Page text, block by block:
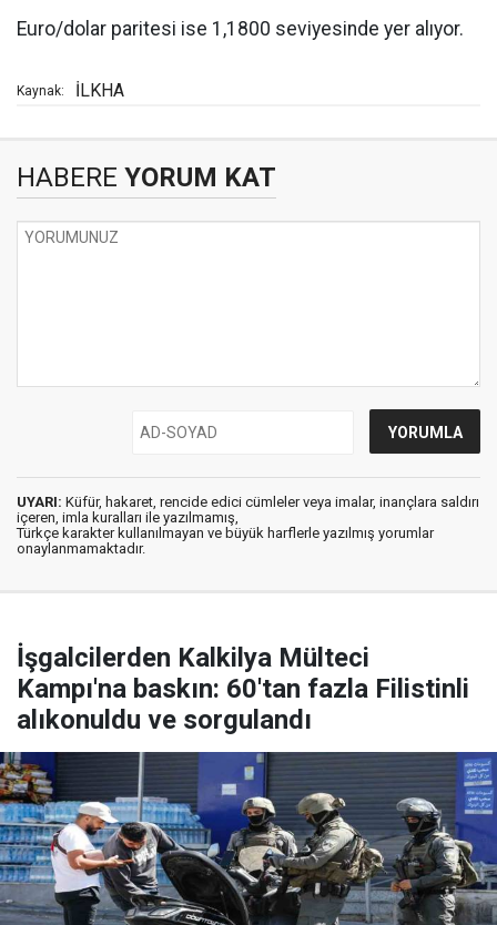
Euro/dolar paritesi ise 1,1800 seviyesinde yer alıyor.
Kaynak: İLKHA
HABERE YORUM KAT
UYARI: Küfür, hakaret, rencide edici cümleler veya imalar, inançlara saldırı
içeren, imla kuralları ile yazılmamış,
Türkçe karakter kullanılmayan ve büyük harflerle yazılmış yorumlar
onaylanmamaktadır.
İşgalcilerden Kalkilya Mülteci
Kampı'na baskın: 60'tan fazla Filistinli
alıkonuldu ve sorgulandı